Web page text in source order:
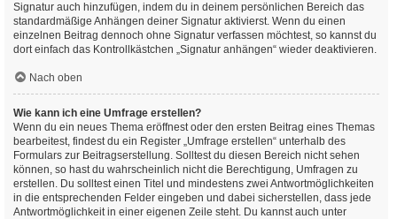
Signatur auch hinzufügen, indem du in deinem persönlichen Bereich das
standardmäßige Anhängen deiner Signatur aktivierst. Wenn du einen
einzelnen Beitrag dennoch ohne Signatur verfassen möchtest, so kannst du
dort einfach das Kontrollkästchen „Signatur anhängen“ wieder deaktivieren.
Nach oben
Wie kann ich eine Umfrage erstellen?
Wenn du ein neues Thema eröffnest oder den ersten Beitrag eines Themas
bearbeitest, findest du ein Register „Umfrage erstellen“ unterhalb des
Formulars zur Beitragserstellung. Solltest du diesen Bereich nicht sehen
können, so hast du wahrscheinlich nicht die Berechtigung, Umfragen zu
erstellen. Du solltest einen Titel und mindestens zwei Antwortmöglichkeiten
in die entsprechenden Felder eingeben und dabei sicherstellen, dass jede
Antwortmöglichkeit in einer eigenen Zeile steht. Du kannst auch unter